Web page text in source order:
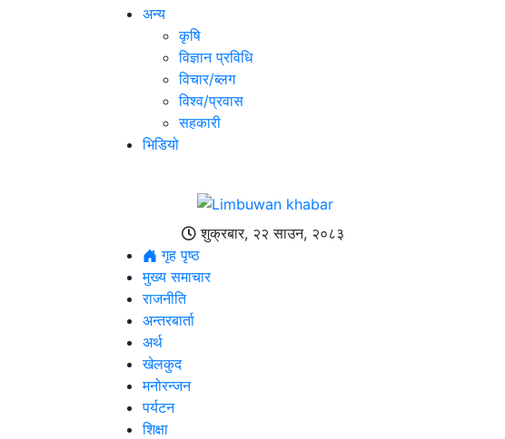
अन्य
कृषि
विज्ञान प्रविधि
विचार/ब्लग
विश्व/प्रवास
सहकारी
भिडियो
शुक्रबार, २२ साउन, २०८३
गृह पृष्ठ
मुख्य समाचार
राजनीति
अन्तरबार्ता
अर्थ
खेलकुद
मनोरन्जन
पर्यटन
शिक्षा